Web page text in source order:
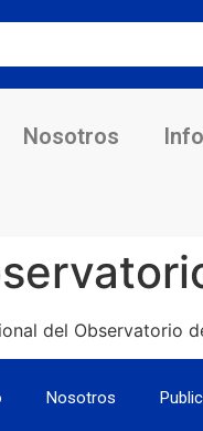
Nosotros
del Observatorio
Nosotros